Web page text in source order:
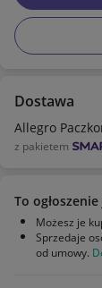
Dostawa
Allegro
z pakietem
To
Możesz je
Sprzedaje
od umowy.